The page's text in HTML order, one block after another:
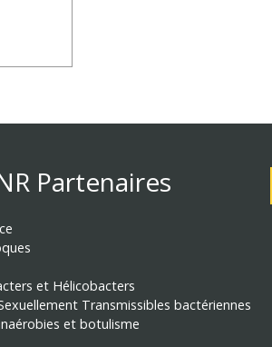
Partenaires
et Hélicobacters
Transmissibles bactériennes
et botulisme